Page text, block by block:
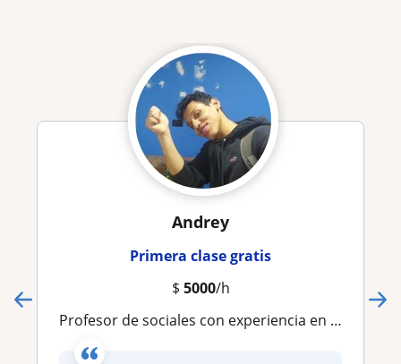
Andrey
Primera clase gratis
$ 5000/h
Profesor de sociales con experiencia en clase estudiantes de primaria y secundaria